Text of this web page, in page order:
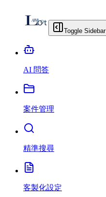
Toggle Sidebar
AI 問答
案件管理
精準搜尋
客製化設定